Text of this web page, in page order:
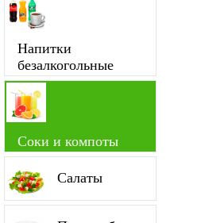
Напитки
безалкогольные
Соки и компоты
Салаты